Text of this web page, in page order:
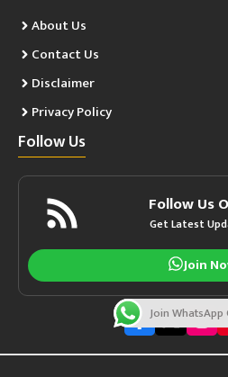
About Us
Contact Us
Disclaimer
Privacy Policy
Follow Us
Follow Us
Get Latest
Join
Join WhatsApp